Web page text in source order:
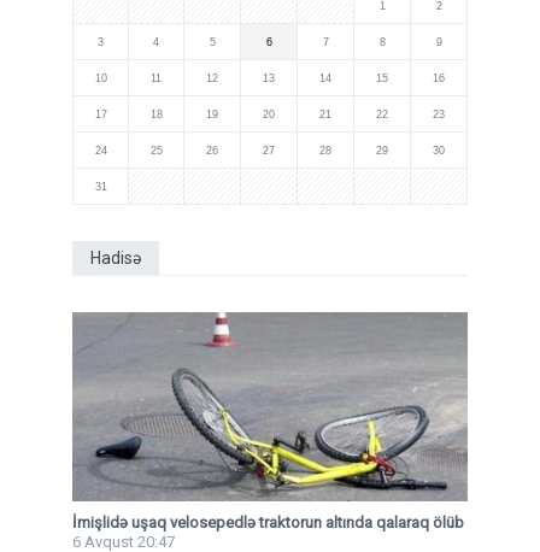
1 2
3 4 5 6 7 8 9
10 11 12 13 14 15 16
17 18 19 20 21 22 23
24 25 26 27 28 29 30
31
Hadisə
İmişlidə uşaq velosepedlə traktorun altında qalaraq ölüb
6 Avqust 20:47